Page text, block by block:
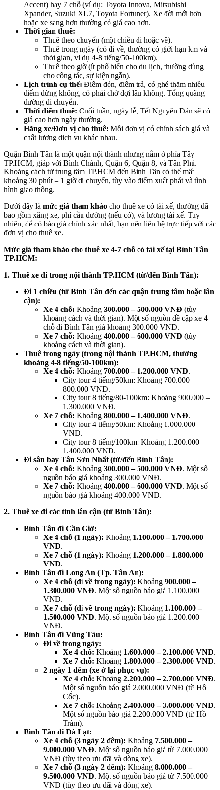
Accent) hay 7 chỗ (ví dụ: Toyota Innova, Mitsubishi
Xpander, Suzuki XL7, Toyota Fortuner). Xe đời mới hơn
hoặc xe sang hơn thường có giá cao hơn.
Thời gian thuê:
Thuê theo chuyến (một chiều đi hoặc về).
Thuê trong ngày (có đi về, thường có giới hạn km và
thời gian, ví dụ 4-8 tiếng/50-100km).
Thuê theo giờ (ít phổ biến cho du lịch, thường dùng
cho công tác, sự kiện ngắn).
Lịch trình cụ thể: Điểm đón, điểm trả, có ghé thăm nhiều
điểm dừng không, có phải chờ đợi lâu không. Tổng quãng
đường di chuyển.
Thời điểm thuê: Cuối tuần, ngày lễ, Tết Nguyên Đán sẽ có
giá cao hơn ngày thường.
Hãng xe/Đơn vị cho thuê: Mỗi đơn vị có chính sách giá và
chất lượng dịch vụ khác nhau.
Quận Bình Tân là một quận nội thành nhưng nằm ở phía Tây
TP.HCM, giáp với Bình Chánh, Quận 6, Quận 8, và Tân Phú.
Khoảng cách từ trung tâm TP.HCM đến Bình Tân có thể mất
khoảng 30 phút – 1 giờ di chuyển, tùy vào điểm xuất phát và tình
hình giao thông.
Dưới đây là mức giá tham khảo cho thuê xe có tài xế, thường đã
bao gồm xăng xe, phí cầu đường (nếu có), và lương tài xế. Tuy
nhiên, để có báo giá chính xác nhất, bạn nên liên hệ trực tiếp với các
đơn vị cho thuê xe.
Mức giá tham khảo cho thuê xe 4-7 chỗ có tài xế tại Bình Tân
TP.HCM:
1. Thuê xe đi trong nội thành TP.HCM (từ/đến Bình Tân):
Đi 1 chiều (từ Bình Tân đến các quận trung tâm hoặc lân
cận):
Xe 4 chỗ: Khoảng 300.000 – 500.000 VNĐ (tùy
khoảng cách và thời gian). Một số nguồn đề cập xe 4
chỗ đi Bình Tân giá khoảng 300.000 VNĐ.
Xe 7 chỗ: Khoảng 400.000 – 600.000 VNĐ (tùy
khoảng cách và thời gian).
Thuê trong ngày (trong nội thành TP.HCM, thường
khoảng 4-8 tiếng/50-100km):
Xe 4 chỗ: Khoảng 700.000 – 1.200.000 VNĐ.
City tour 4 tiếng/50km: Khoảng 700.000 –
800.000 VNĐ.
City tour 8 tiếng/80-100km: Khoảng 900.000 –
1.300.000 VNĐ.
Xe 7 chỗ: Khoảng 800.000 – 1.400.000 VNĐ.
City tour 4 tiếng/50km: Khoảng 1.000.000
VNĐ.
City tour 8 tiếng/100km: Khoảng 1.200.000 –
1.400.000 VNĐ.
Đi sân bay Tân Sơn Nhất (từ/đến Bình Tân):
Xe 4 chỗ: Khoảng 300.000 – 500.000 VNĐ. Một số
nguồn báo giá khoảng 300.000 VNĐ.
Xe 7 chỗ: Khoảng 400.000 – 600.000 VNĐ. Một số
nguồn báo giá khoảng 400.000 VNĐ.
2. Thuê xe đi các tỉnh lân cận (từ Bình Tân):
Bình Tân đi Cần Giờ:
Xe 4 chỗ (1 ngày): Khoảng 1.100.000 – 1.700.000
VNĐ.
Xe 7 chỗ (1 ngày): Khoảng 1.200.000 – 1.800.000
VNĐ.
Bình Tân đi Long An (Tp. Tân An):
Xe 4 chỗ (đi về trong ngày): Khoảng 900.000 –
1.300.000 VNĐ. Một số nguồn báo giá 1.100.000
VNĐ.
Xe 7 chỗ (đi về trong ngày): Khoảng 1.100.000 –
1.500.000 VNĐ. Một số nguồn báo giá 1.200.000
VNĐ.
Bình Tân đi Vũng Tàu:
Đi về trong ngày:
Xe 4 chỗ: Khoảng 1.600.000 – 2.100.000 VNĐ.
Xe 7 chỗ: Khoảng 1.800.000 – 2.300.000 VNĐ.
2 ngày 1 đêm (xe ở lại phục vụ):
Xe 4 chỗ: Khoảng 2.200.000 – 2.700.000 VNĐ.
Một số nguồn báo giá 2.000.000 VNĐ (từ Hồ
Cốc).
Xe 7 chỗ: Khoảng 2.400.000 – 3.000.000 VNĐ.
Một số nguồn báo giá 2.200.000 VNĐ (từ Hồ
Tràm).
Bình Tân đi Đà Lạt:
Xe 4 chỗ (3 ngày 2 đêm): Khoảng 7.500.000 –
9.000.000 VNĐ. Một số nguồn báo giá từ 7.000.000
VNĐ (tùy theo ưu đãi và dòng xe).
Xe 7 chỗ (3 ngày 2 đêm): Khoảng 8.000.000 –
9.500.000 VNĐ. Một số nguồn báo giá từ 7.500.000
VNĐ (tùy theo ưu đãi và dòng xe).